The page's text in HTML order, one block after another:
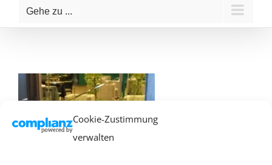
Cookie-Zustimmung
verwalten
Gehe zu ...